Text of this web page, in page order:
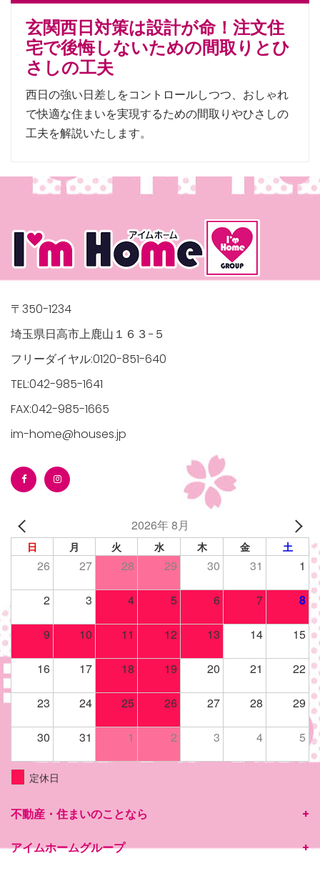
玄関西日対策は設計が命！注文住
宅で後悔しないための間取りとひ
さしの工夫
西日の強い日差しをコントロールしつつ、おしゃれ
で快適な住まいを実現するための間取りやひさしの
工夫を解説いたします。
〒350-1234
埼玉県日高市上鹿山１６３−５
フリーダイヤル:0120-851-640
TEL:042-985-1641
FAX:042-985-1665
im-home@houses.jp
2026年 8月
日 月 火 水 木 金 土
26 27 28 29 30 31 1
2 3 4 5 6 7 8
9 10 11 12 13 14 15
16 17 18 19 20 21 22
23 24 25 26 27 28 29
30 31 1 2 3 4 5
定休日
不動産・住まいのことなら
アイムホームグループ